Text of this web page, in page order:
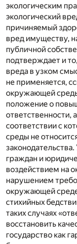
экологическим
экологический
причиняемый
вред имуществу,
публичной
подтверждает и
вреда в узком
не применяется,
окружающей
положение о
ответственности,
соответствии с
среды не
граждан и
воздействием на
нарушением
окружающей
стихийных
таких случаях
восстановить
государство как